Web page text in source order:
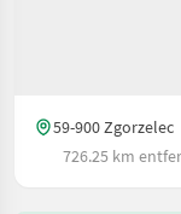
59-900 Zgorzelec
726.25 km